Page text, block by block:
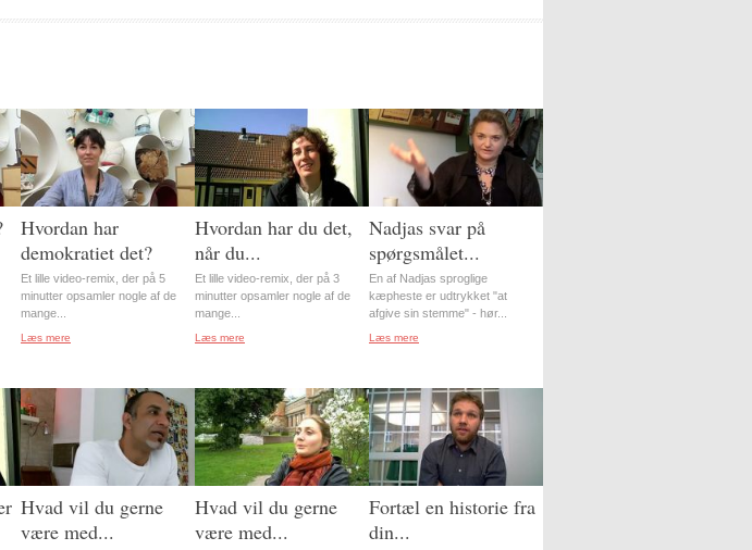
Hvordan har
demokratiet det?
Et lille video-remix, der på 5
minutter opsamler nogle af de
mange...
Læs mere
Hvordan har du det,
når du...
Et lille video-remix, der på 3
minutter opsamler nogle af de
mange...
Læs mere
Nadjas svar på
spørgsmålet...
En af Nadjas sproglige
kæpheste er udtrykket "at
afgive sin stemme" - hør...
Læs mere
Hvad vil du gerne
være med...
Hvad vil du gerne
være med...
Fortæl en historie fra
din...